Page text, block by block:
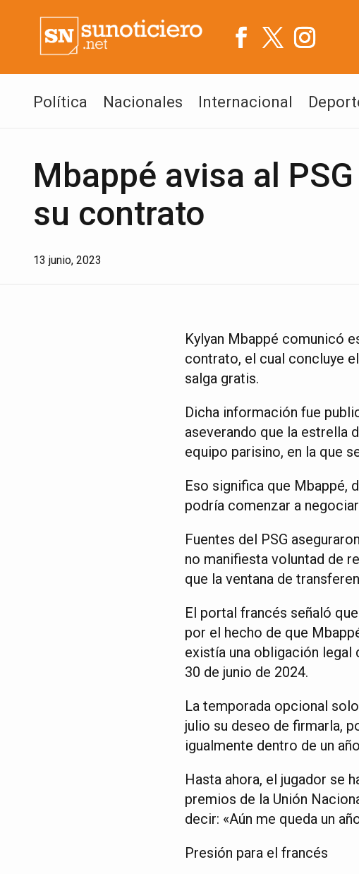
Política Nacionales Internacional
Mbappé avisa al
su contrato
13 junio, 2023
Kylyan Mbappé comunicó
contrato, el cual concluye
salga gratis.
Dicha información fue
aseverando que la estrella
equipo parisino, en la que
Eso significa que Mbappé,
podría comenzar a
Fuentes del PSG
no manifiesta voluntad de
que la ventana de
El portal francés señaló
por el hecho de que
existía una obligación
30 de junio de 2024.
La temporada opcional
julio su deseo de firmarla,
igualmente dentro de un
Hasta ahora, el jugador se
premios de la Unión
decir: «Aún me queda un
Presión para el francés